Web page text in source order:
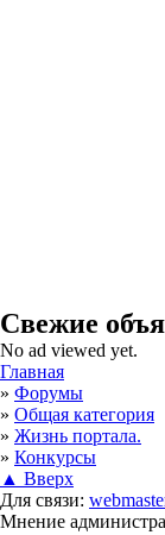
Свежие
No ad viewed yet.
Вы здесь
Главная
» Форумы
» Общая категория
» Жизнь портала.
» Конкурсы
▲ Вверх
Для связи:
Мнение